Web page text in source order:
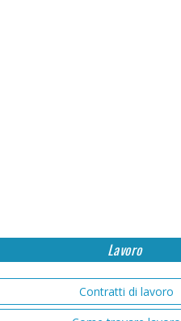
Lavoro
Contratti di lavoro